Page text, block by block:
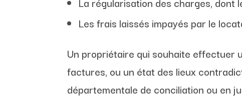
Les frais laissés impayés par le
Un propriétaire qui souhaite effectuer
factures, ou un état des lieux
départementale de conciliation ou en